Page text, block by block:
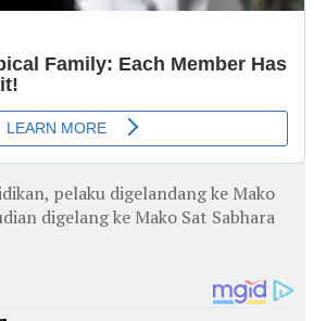
pelaku digelandang ke Mako
digelang ke Mako Sat Sabhara